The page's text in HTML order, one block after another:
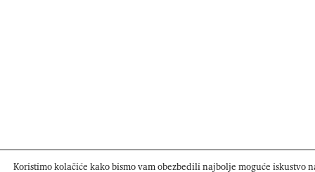
Koristimo kolačiće kako bismo vam obezbedili najbolje moguće iskustvo